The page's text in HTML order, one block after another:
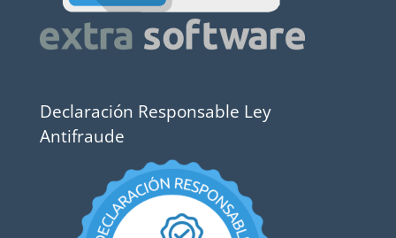
Declaración Responsable Ley
Antifraude